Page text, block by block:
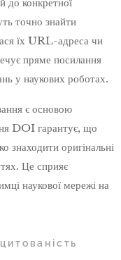
точно знайти
їх URL-адреса чи
пряме посилання
у наукових роботах.
є основою
DOI гарантує, що
знаходити оригінальні
Це сприяє
наукової мережі на